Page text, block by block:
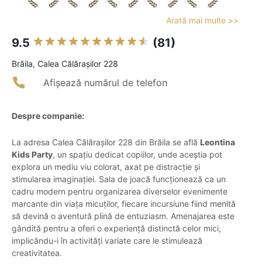
Arată mai multe >>
9.5 (81)
Brăila, Calea Călărașilor 228
Afișează numărul de telefon
Despre companie:
La adresa Calea Călărașilor 228 din Brăila se află Leontina
Kids Party, un spațiu dedicat copiilor, unde aceștia pot
explora un mediu viu colorat, axat pe distracție și
stimularea imaginației. Sala de joacă funcționează ca un
cadru modern pentru organizarea diverselor evenimente
marcante din viața micuților, fiecare incursiune fiind menită
să devină o aventură plină de entuziasm. Amenajarea este
gândită pentru a oferi o experiență distinctă celor mici,
implicându-i în activități variate care le stimulează
creativitatea.